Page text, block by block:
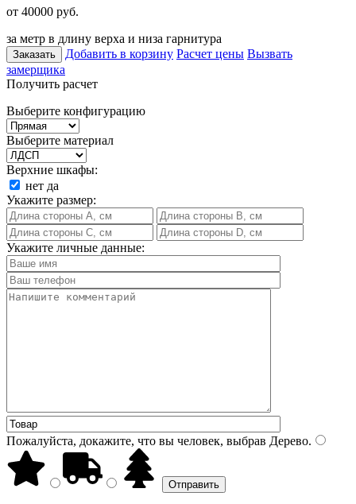
от 40000 руб.
за метр в длину верха и низа гарнитура
Заказать Добавить в корзину Расчет цены Вызвать
замерщика
Получить расчет
Выберите конфигурацию
Выберите материал
Верхние шкафы:
нет да
Укажите размер:
Укажите личные данные:
Пожалуйста, докажите, что вы человек, выбрав Дерево.